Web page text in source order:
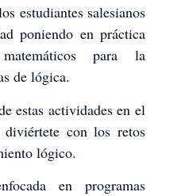
estudiantes salesianos
poniendo en práctica
para la
de lógica.
estas actividades en el
con los retos
lógico.
en programas